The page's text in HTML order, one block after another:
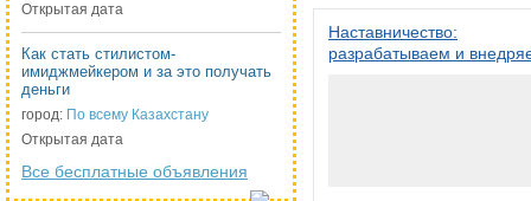
Открытая дата
Как стать стилистом-
имиджмейкером и за это получать
деньги
город: По всему Казахстану
Открытая дата
Все бесплатные объявления
Наставничество:
разрабатываем и